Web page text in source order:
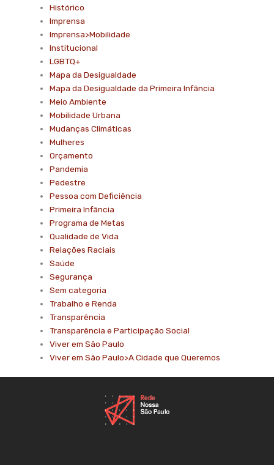
Histórico
Imprensa
Imprensa>Mobilidade
Institucional
LGBTQ+
Mapa da Desigualdade
Mapa da Desigualdade da Primeira Infância
Meio Ambiente
Mobilidade Urbana
Mudanças Climáticas
Mulheres
Orçamento
Pandemia
Pedestre
Pessoa com Deficiência
Primeira Infância
Programa de Metas
Qualidade de Vida
Relações Raciais
Saúde
Segurança
Sem categoria
Trabalho e Renda
Transparência
Transparência e Participação Social
Viver em São Paulo
Viver em São Paulo>A Cidade que Queremos